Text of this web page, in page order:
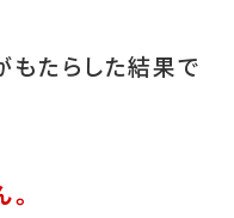
もたらした結果で